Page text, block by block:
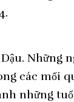
Những
các mối
những